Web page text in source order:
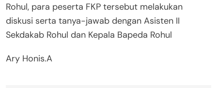
Rohul, para peserta FKP tersebut melakukan
diskusi serta tanya-jawab dengan Asisten II
Sekdakab Rohul dan Kepala Bapeda Rohul
Ary Honis.A